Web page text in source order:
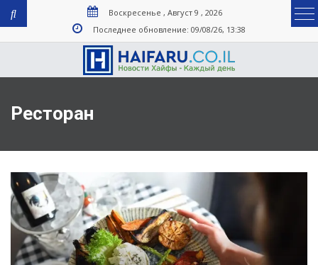
Воскресенье , Август 9 , 2026
Последнее обновление: 09/08/26, 13:38
Ресторан